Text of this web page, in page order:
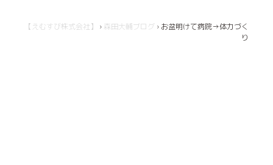
【えむすび株式会社】 › 森田大輔ブログ › お盆明けて病院→体力づく
り